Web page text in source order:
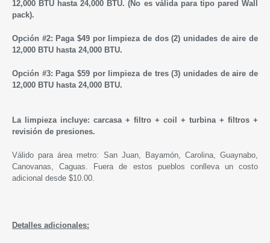
12,000 BTU hasta 24,000 BTU.(No es válida para tipo pared Wall
pack).
Opción #2: Paga $49 por limpieza de dos (2) unidades de aire de
12,000 BTU hasta 24,000 BTU.
Opción #3: Paga $59 por limpieza de tres (3) unidades de aire de
12,000 BTU hasta 24,000 BTU.
La limpieza incluye: carcasa + filtro + coil + turbina + filtros +
revisión de presiones.
Válido para área metro: San Juan, Bayamón, Carolina, Guaynabo,
Canovanas, Caguas. Fuera de estos pueblos conlleva un costo
adicional desde $10.00.
Detalles adicionales: